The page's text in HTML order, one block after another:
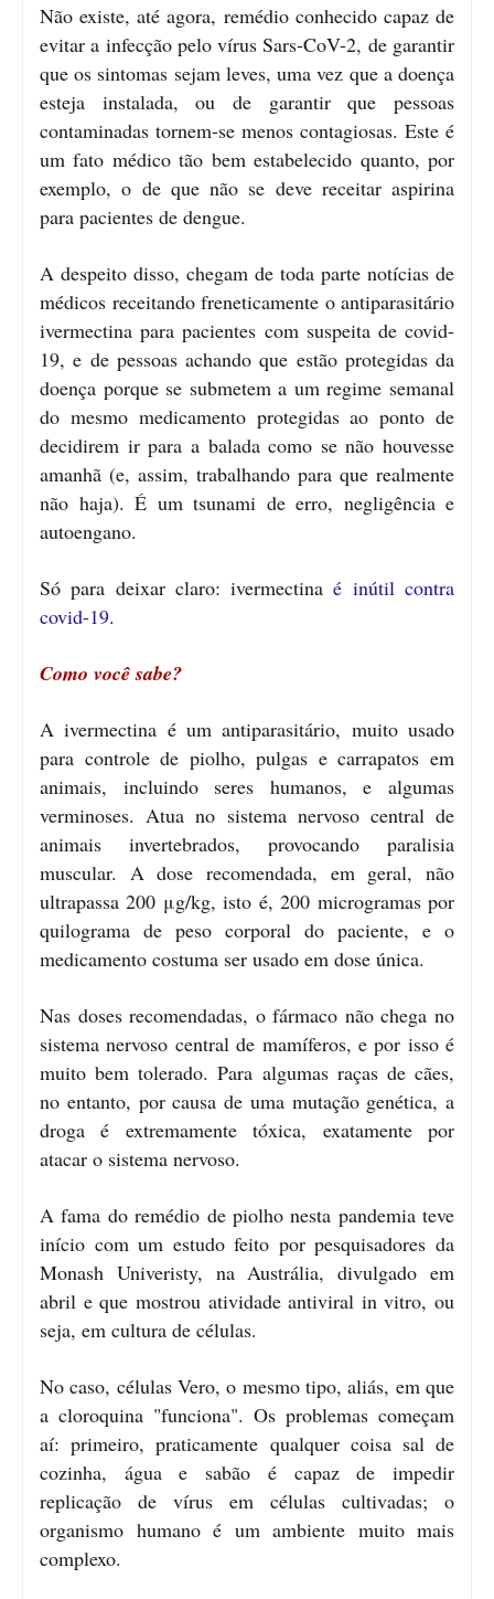
Não existe, até agora, remédio conhecido capaz de
evitar a infecção pelo vírus Sars-CoV-2, de garantir
que os sintomas sejam leves, uma vez que a doença
esteja instalada, ou de garantir que pessoas
contaminadas tornem-se menos contagiosas. Este é
um fato médico tão bem estabelecido quanto, por
exemplo, o de que não se deve receitar aspirina
para pacientes de dengue.
A despeito disso, chegam de toda parte notícias de
médicos receitando freneticamente o antiparasitário
ivermectina para pacientes com suspeita de covid-
19, e de pessoas achando que estão protegidas da
doença porque se submetem a um regime semanal
do mesmo medicamento protegidas ao ponto de
decidirem ir para a balada como se não houvesse
amanhã (e, assim, trabalhando para que realmente
não haja). É um tsunami de erro, negligência e
autoengano.
Só para deixar claro: ivermectinaé inútil contra
covid-19.
Como você sabe?
A ivermectina é um antiparasitário, muito usado
para controle de piolho, pulgas e carrapatos em
animais, incluindo seres humanos, e algumas
verminoses. Atua no sistema nervoso central de
animais invertebrados, provocando paralisia
muscular. A dose recomendada, em geral, não
ultrapassa 200 μg/kg, isto é, 200 microgramas por
quilograma de peso corporal do paciente, e o
medicamento costuma ser usado em dose única.
Nas doses recomendadas, o fármaco não chega no
sistema nervoso central de mamíferos, e por isso é
muito bem tolerado. Para algumas raças de cães,
no entanto, por causa de uma mutação genética, a
droga é extremamente tóxica, exatamente por
atacar o sistema nervoso.
A fama do remédio de piolho nesta pandemia teve
início com um estudo feito por pesquisadores da
Monash Univeristy, na Austrália, divulgado em
abril e que mostrou atividade antiviral in vitro, ou
seja, em cultura de células.
No caso, células Vero, o mesmo tipo, aliás, em que
a cloroquina "funciona". Os problemas começam
aí: primeiro, praticamente qualquer coisa sal de
cozinha, água e sabão é capaz de impedir
replicação de vírus em células cultivadas; o
organismo humano é um ambiente muito mais
complexo.